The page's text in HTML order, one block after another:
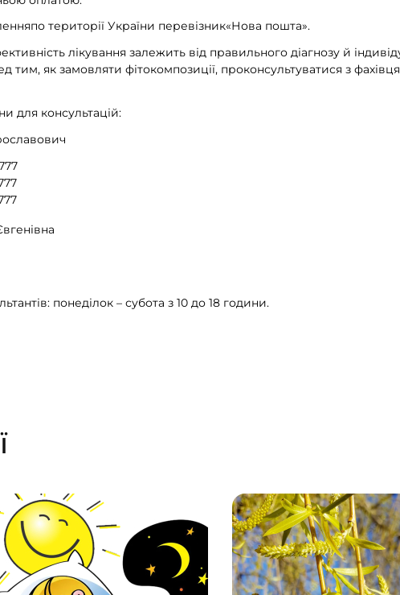
території України перевізник«Нова пошта».
лікування залежить від правильного діагнозу й
тим, як замовляти фітокомпозиції, проконсультуватися з
для консультацій:
понеділок – субота з 10 до 18 години.